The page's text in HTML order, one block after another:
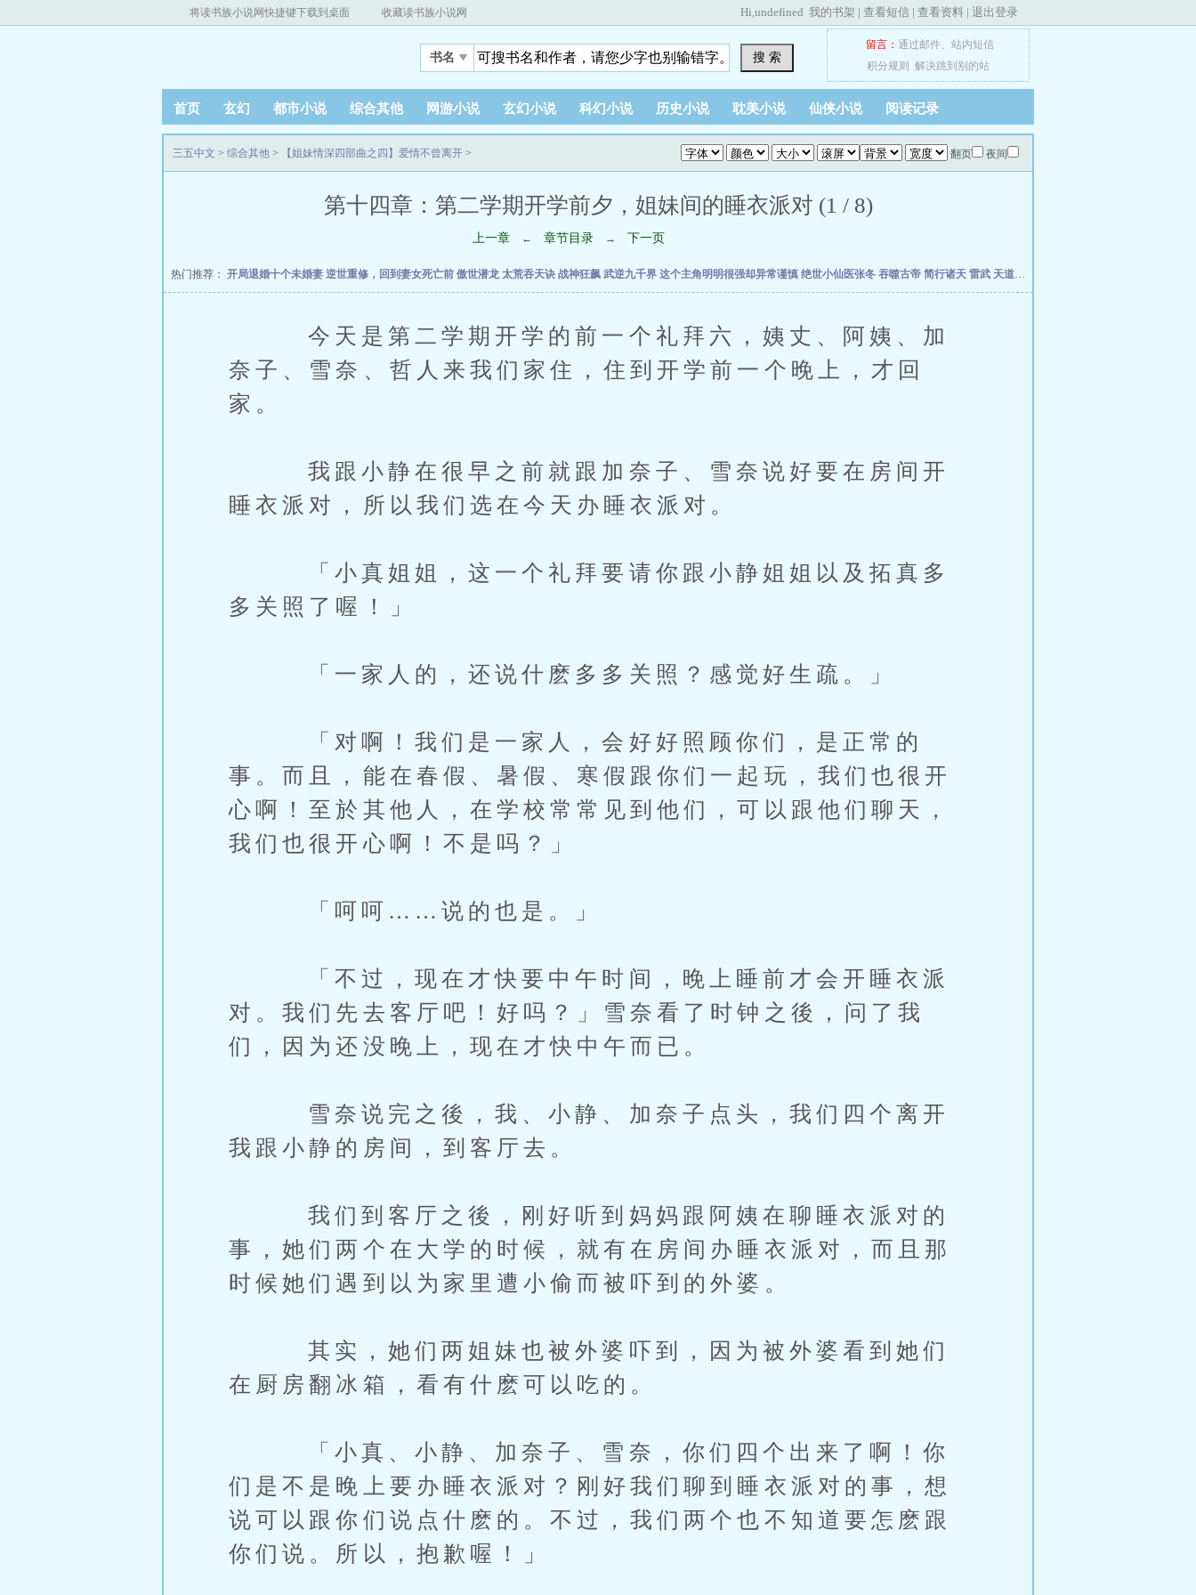
将读书族小说网快捷键下载到桌面 收藏读书族小说网 Hi,undefined 我的书架 | 查看短信 | 查看资料 | 退出登录
书名 搜 索
留言： 通过邮件、 站内短信
积分规则
解决跳到别的站
首页 玄幻 都市小说 综合其他 网游小说 玄幻小说 科幻小说 历史小说 耽美小说 仙侠小说 阅读记录
翻页 夜间
三五中文 > 综合其他 > 【姐妹情深四部曲之四】爱情不曾离开 >
第十四章：第二学期开学前夕，姐妹间的睡衣派对 (1 / 8)
上一章 ← 章节目录 → 下一页
热门推荐： 开局退婚十个未婚妻 逆世重修，回到妻女死亡前 傲世潜龙太荒吞天诀 战神狂飙 武逆九千界 这个主角明明很强却异常谨慎 绝世小仙医张冬 吞噬古帝 简行诸天 雷武 天道天骄
今天是第二学期开学的前一个礼拜六，姨丈、阿姨、加
奈子、雪奈、哲人来我们家住，住到开学前一个晚上，才回
家。
我跟小静在很早之前就跟加奈子、雪奈说好要在房间开
睡衣派对，所以我们选在今天办睡衣派对。
「小真姐姐，这一个礼拜要请你跟小静姐姐以及拓真多
多关照了喔！」
「一家人的，还说什麽多多关照？感觉好生疏。」
「对啊！我们是一家人，会好好照顾你们，是正常的
事。而且，能在春假、暑假、寒假跟你们一起玩，我们也很开
心啊！至於其他人，在学校常常见到他们，可以跟他们聊天，
我们也很开心啊！不是吗？」
「呵呵……说的也是。」
「不过，现在才快要中午时间，晚上睡前才会开睡衣派
对。我们先去客厅吧！好吗？」雪奈看了时钟之後，问了我
们，因为还没晚上，现在才快中午而已。
雪奈说完之後，我、小静、加奈子点头，我们四个离开
我跟小静的房间，到客厅去。
我们到客厅之後，刚好听到妈妈跟阿姨在聊睡衣派对的
事，她们两个在大学的时候，就有在房间办睡衣派对，而且那
时候她们遇到以为家里遭小偷而被吓到的外婆。
其实，她们两姐妹也被外婆吓到，因为被外婆看到她们
在厨房翻冰箱，看有什麽可以吃的。
「小真、小静、加奈子、雪奈，你们四个出来了啊！你
们是不是晚上要办睡衣派对？刚好我们聊到睡衣派对的事，想
说可以跟你们说点什麽的。不过，我们两个也不知道要怎麽跟
你们说。所以，抱歉喔！」